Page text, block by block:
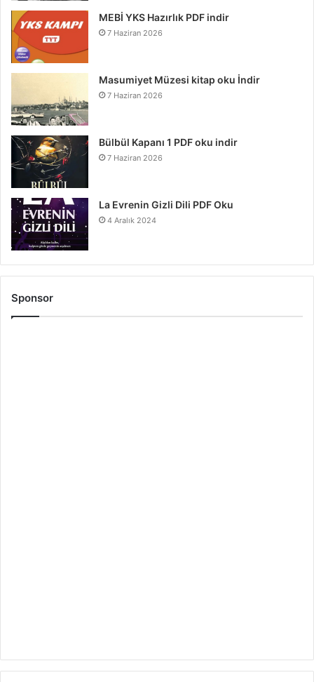
MEBİ YKS Hazırlık PDF indir
7 Haziran 2026
Masumiyet Müzesi kitap oku İndir
7 Haziran 2026
Bülbül Kapanı 1 PDF oku indir
7 Haziran 2026
La Evrenin Gizli Dili PDF Oku
4 Aralık 2024
Sponsor